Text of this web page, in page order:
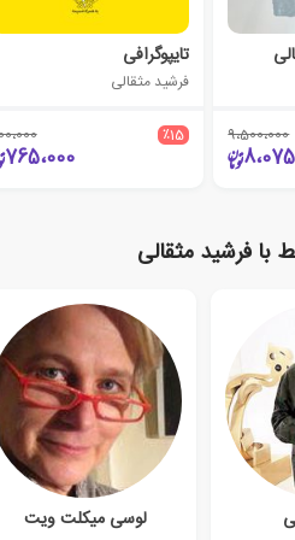
9،500،000
تایپوگرافی
فرشید مثقالی
٪15
765،000
با فرشید مثقالی
لوسی میکلت ویت